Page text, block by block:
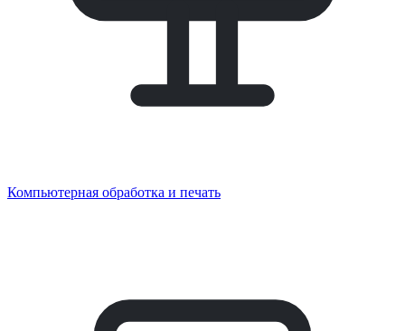
Компьютерная обработка и печать